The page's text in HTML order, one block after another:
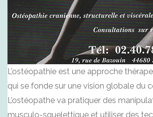
L’ostéopathie est une approche
qui se fonde sur une vision globale du
L’ostéopathe va pratiquer des
musculo-squelettique et utiliser des